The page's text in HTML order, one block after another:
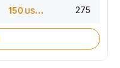
150 USDT 275